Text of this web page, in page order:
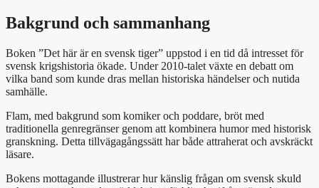
Bakgrund och sammanhang
Boken ”Det här är en svensk tiger” uppstod i en tid då intresset för
svensk krigshistoria ökade. Under 2010-talet växte en debatt om
vilka band som kunde dras mellan historiska händelser och nutida
samhälle.
Flam, med bakgrund som komiker och poddare, bröt med
traditionella genregränser genom att kombinera humor med historisk
granskning. Detta tillvägagångssätt har både attraherat och avskräckt
läsare.
Bokens mottagande illustrerar hur känslig frågan om svensk skuld